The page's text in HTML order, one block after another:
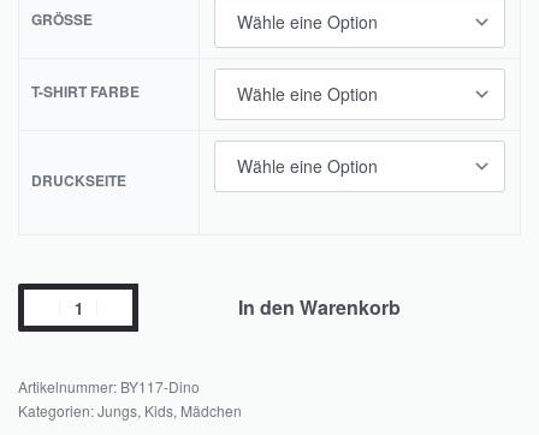
GRÖSSE
T-SHIRT FARBE
DRUCKSEITE
In den Warenkorb
BY117-Dino
Kategorien:Jungs, Kids, Mädchen